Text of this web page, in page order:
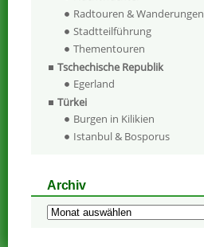
Radtouren & Wanderungen
Stadtteilführung
Thementouren
Tschechische Republik
Egerland
Türkei
Burgen in Kilikien
Istanbul & Bosporus
Archiv
Archiv